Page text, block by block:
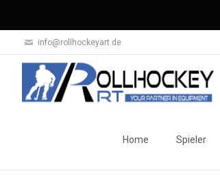
info@rollhockeyart.de
Home Spieler